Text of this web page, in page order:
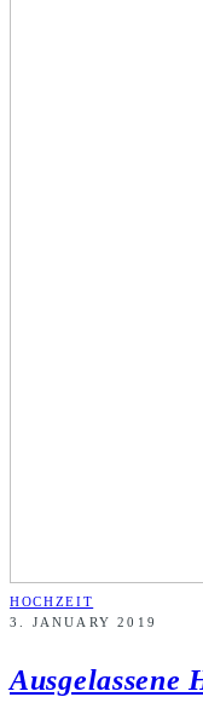
HOCHZEIT
3. JANUARY 2019
Ausgelassene